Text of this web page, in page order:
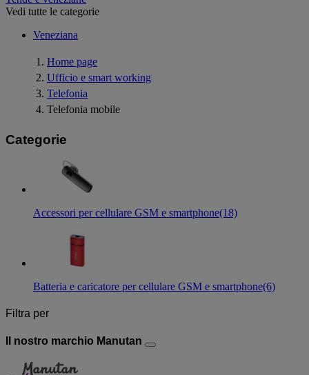
Vedi tutte le categorie
Veneziana
Home page
Ufficio e smart working
Telefonia
Telefonia mobile
Categorie
Accessori per cellulare GSM e smartphone(18)
Batteria e caricatore per cellulare GSM e smartphone(6)
Filtra per
Il nostro marchio Manutan